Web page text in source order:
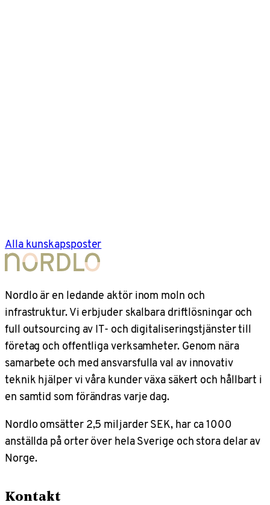
Alla kunskapsposter
Nordlo är en ledande aktör inom moln och
infrastruktur. Vi erbjuder skalbara driftlösningar och
full outsourcing av IT- och digitaliseringstjänster till
företag och offentliga verksamheter. Genom nära
samarbete och med ansvarsfulla val av innovativ
teknik hjälper vi våra kunder växa säkert och hållbart i
en samtid som förändras varje dag.
Nordlo omsätter 2,5 miljarder SEK, har ca 1000
anställda på orter över hela Sverige och stora delar av
Norge.
Kontakt